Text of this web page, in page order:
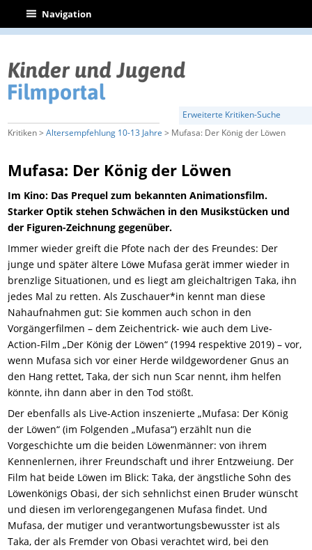
| Navigation
Erweiterte Kritiken-Suche
Kritiken >Altersempfehlung 10-13 Jahre > Mufasa: Der König der Löwen
Mufasa: Der König der Löwen
Im Kino: Das Prequel zum bekannten Animationsfilm.
Starker Optik stehen Schwächen in den Musikstücken und
der Figuren-Zeichnung gegenüber.
Immer wieder greift die Pfote nach der des Freundes: Der
junge und später ältere Löwe Mufasa gerät immer wieder in
brenzlige Situationen, und es liegt am gleichaltrigen Taka, ihn
jedes Mal zu retten. Als Zuschauer*in kennt man diese
Nahaufnahmen gut: Sie kommen auch schon in den
Vorgängerfilmen – dem Zeichentrick- wie auch dem Live-
Action-Film „Der König der Löwen“ (1994 respektive 2019) – vor,
wenn Mufasa sich vor einer Herde wildgewordener Gnus an
den Hang rettet, Taka, der sich nun Scar nennt, ihm helfen
könnte, ihn dann aber in den Tod stößt.
Der ebenfalls als Live-Action inszenierte „Mufasa: Der König
der Löwen“ (im Folgenden „Mufasa“) erzählt nun die
Vorgeschichte um die beiden Löwenmänner: von ihrem
Kennenlernen, ihrer Freundschaft und ihrer Entzweiung. Der
Film hat beide Löwen im Blick: Taka, der ängstliche Sohn des
Löwenkönigs Obasi, der sich sehnlichst einen Bruder wünscht
und diesen im verlorengegangenen Mufasa findet. Und
Mufasa, der mutiger und verantwortungsbewusster ist als
Taka, der als Fremder von Obasi verachtet wird, bei den